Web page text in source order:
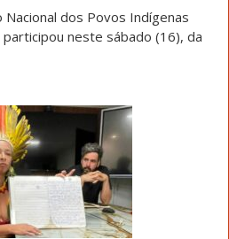
dos Povos Indígenas
participou neste sábado (16), da